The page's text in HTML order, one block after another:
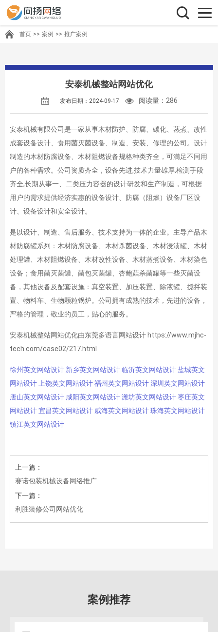
首页 >> 案例 >> 推广案例
安泰机械整站网站优化
发布日期：2024-09-17 阅读量：286
安泰机械有限公司是一家从事木材防护、防腐、碳化、蒸煮、改性
成套设备设计、食用菌灭菌设备、制造、安装、修理的公司。设计
制造的木材防腐设备、木材阻燃设备规格种类齐全，可满足不同用
户的各种需求。公司资质齐全，设备先进,技术力量雄厚,检测手段
齐全,长期从事一、二类压力容器的设计研发和生产制造，可根据
用户的需求提供经济实惠的设备设计、防腐（阻燃）设备厂区设
计、设备设计和安全设计。
是以设计、制造、售后服务、技术支持为一体的企业。主导产品木
材防腐罐系列：木材防腐设备、木材杀菌设备、木材浸渍罐、木材
处理罐、木材阻燃设备、木材改性设备、木材蒸煮设备、木材染色
设备；食用菌灭菌罐、菌包灭菌罐、杏鲍菇杀菌罐等一些灭菌设
备，其他设备及配套设施：真空装置、加压装置、除液罐、搅拌装
置、物料车、生物颗粒锅炉。公司拥有成熟的技术，先进的设备，
严格的管理，敬业的员工，贴心的服务。
安泰机械整站网站优化由东莞多语言网站设计 https://www.mjhc-
tech.com/case02/217.html
徐州英文网站设计 新乡英文网站设计临沂英文网站设计盐城英文
网站设计
上饶英文网站设计福州英文网站设计深圳英文网站设计
唐山英文网站设计 咸阳英文网站设计潍坊英文网站设计枣庄英文
网站设计宜昌英文网站设计 威海英文网站设计珠海英文网站设计
镇江英文网站设计
上一篇：
赛诺包装机械设备网络推广
下一篇：
利胜装修公司网站优化
案例推荐